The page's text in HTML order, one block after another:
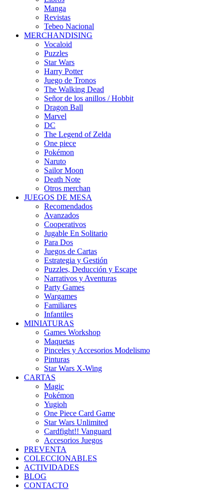
Manga
Revistas
Tebeo Nacional
MERCHANDISING
Vocaloid
Puzzles
Star Wars
Harry Potter
Juego de Tronos
The Walking Dead
Señor de los anillos / Hobbit
Dragon Ball
Marvel
DC
The Legend of Zelda
One piece
Pokémon
Naruto
Sailor Moon
Death Note
Otros merchan
JUEGOS DE MESA
Recomendados
Avanzados
Cooperativos
Jugable En Solitario
Para Dos
Juegos de Cartas
Estrategia y Gestión
Puzzles, Deducción y Escape
Narrativos y Aventuras
Party Games
Wargames
Familiares
Infantiles
MINIATURAS
Games Workshop
Maquetas
Pinceles y Accesorios Modelismo
Pinturas
Star Wars X-Wing
CARTAS
Magic
Pokémon
Yugioh
One Piece Card Game
Star Wars Unlimited
Cardfight!! Vanguard
Accesorios Juegos
PREVENTA
COLECCIONABLES
ACTIVIDADES
BLOG
CONTACTO